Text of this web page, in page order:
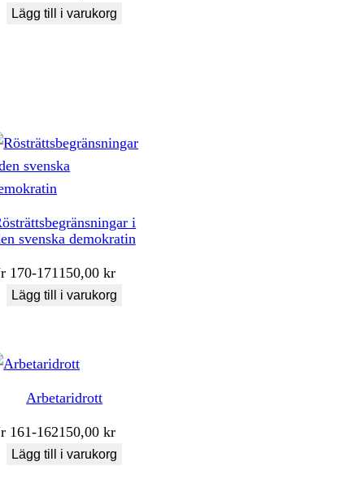
Lägg till i varukorg
i
svenska demokratin
170-171150,00kr
Lägg till i varukorg
Arbetaridrott
161-162150,00kr
Lägg till i varukorg